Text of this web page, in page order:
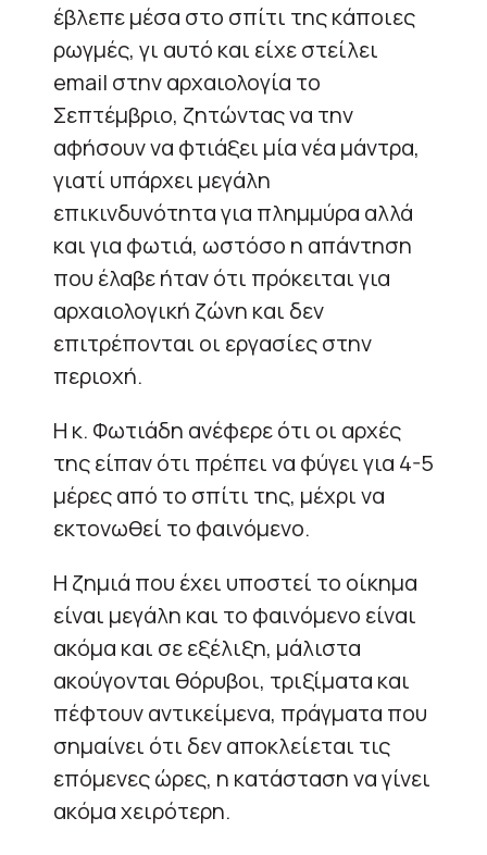
έβλεπε μέσα στο σπίτι της κάποιες
ρωγμές, γι αυτό και είχε στείλει
email στην αρχαιολογία το
Σεπτέμβριο, ζητώντας να την
αφήσουν να φτιάξει μία νέα μάντρα,
γιατί υπάρχει μεγάλη
επικινδυνότητα για πλημμύρα αλλά
και για φωτιά, ωστόσο η απάντηση
που έλαβε ήταν ότι πρόκειται για
αρχαιολογική ζώνη και δεν
επιτρέπονται οι εργασίες στην
περιοχή.
Η κ. Φωτιάδη ανέφερε ότι οι αρχές
της είπαν ότι πρέπει να φύγει για 4-5
μέρες από το σπίτι της, μέχρι να
εκτονωθεί το φαινόμενο.
Η ζημιά που έχει υποστεί το οίκημα
είναι μεγάλη και το φαινόμενο είναι
ακόμα και σε εξέλιξη, μάλιστα
ακούγονται θόρυβοι, τριξίματα και
πέφτουν αντικείμενα, πράγματα που
σημαίνει ότι δεν αποκλείεται τις
επόμενες ώρες, η κατάσταση να γίνει
ακόμα χειρότερη.